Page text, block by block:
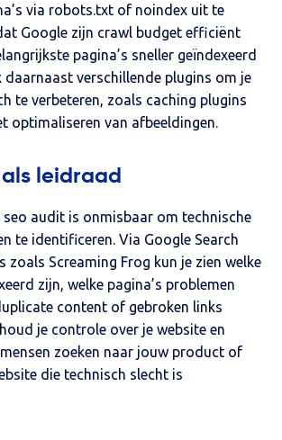
via robots.txt of noindex uit te
Google zijn crawl budget efficiënt
pagina’s sneller geïndexeerd
daarnaast verschillende plugins om je
te verbeteren, zoals caching plugins
optimaliseren van afbeeldingen.
leidraad
seo audit is onmisbaar om technische
te identificeren. Via Google Search
zoals Screaming Frog kun je zien welke
zijn, welke pagina’s problemen
content of gebroken links
je controle over je website en
zoeken naar jouw product of
die technisch slecht is